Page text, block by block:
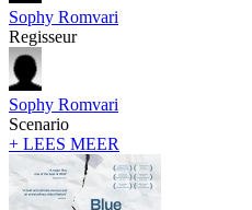
Sophy Romvari
Regisseur
Sophy Romvari
Scenario
+ LEES MEER